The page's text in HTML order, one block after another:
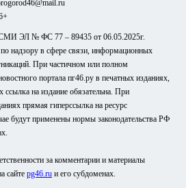
СМИ ЭЛ № ФС 77 – 89435 от 06.05.2025г.
надзору в сфере связи, информационных
При частичном или полном
портала пг46.ру в печатных изданиях,
ссылка на издание обязательна. При
прямая гиперссылка на ресурс
будут применены нормы законодательства РФ
за комментарии и материалы
сайте pg46.ru и его субдоменах.